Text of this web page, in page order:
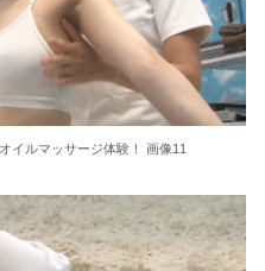
イルマッサージ体験！ 画像11